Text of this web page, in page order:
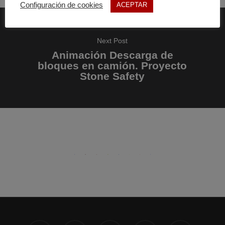
Next Post
Animación Descarga de
bloques en camión. Proyecto
Stone Safety
Configuración de cookies ACEPTAR